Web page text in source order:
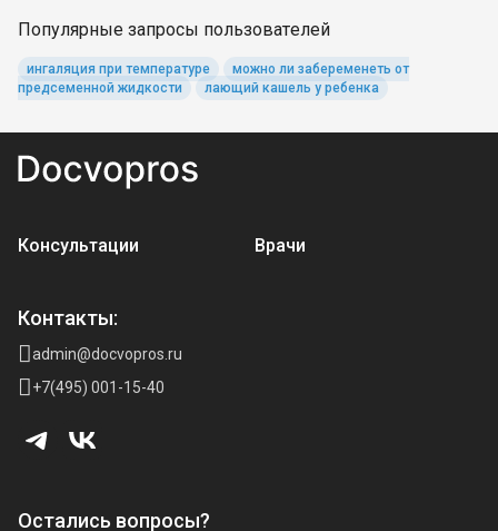
Популярные запросы пользователей
ингаляция при температуре
можно ли забеременеть от
предсеменной жидкости
лающий кашель у ребенка
Консультации Врачи
Контакты:
admin@docvopros.ru
+7(495) 001-15-40
Остались вопросы?